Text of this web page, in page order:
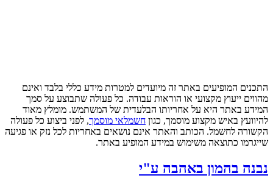
התכנים המופיעים באתר זה מיועדים למטרות מידע כללי בלבד ואינם
מהווים ייעוץ מקצועי או הוראות עבודה. כל פעולה שתבוצע על סמך
המידע באתר היא על אחריותו הבלעדית של המשתמש. מומלץ מאוד
להיוועץ באיש מקצוע מוסמך, כגון חשמלאי מוסמך, לפני ביצוע כל פעולה
הקשורה לחשמל. הכותב והאתר אינם נושאים באחריות לכל נזק או פגיעה
שייגרמו כתוצאה משימוש במידע המופיע באתר.
נבנה בהמון באהבה ע"י